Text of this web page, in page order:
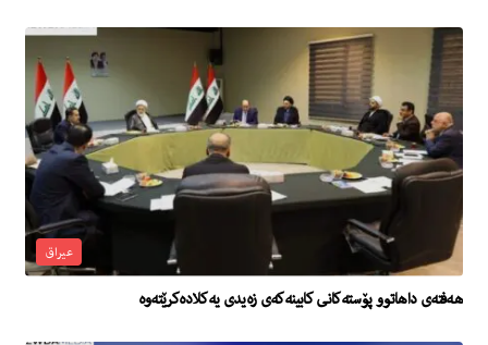
عیراق
هەفتەی داهاتوو پۆستەکانی کابینەکەی زەیدی یەکلادەکرێتەوە